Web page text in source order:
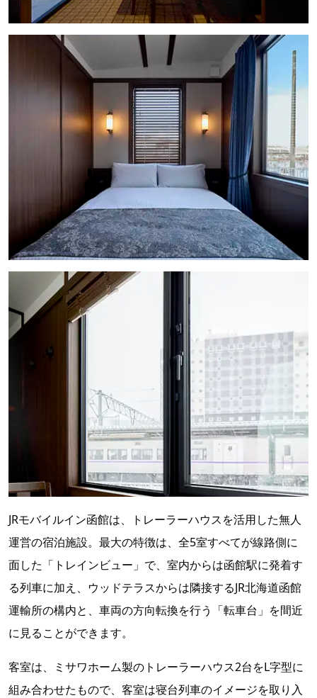
JRモバイルイン函館は、トレーラーハウスを活用した無人
運営の宿泊施設。最大の特徴は、全5室すべてが線路側に
面した「トレインビュー」で、室内からは函館駅に発着す
る列車に加え、ウッドテラスからは隣接するJR北海道函館
運輸所の構内と、車両の方向転換を行う「転車台」を間近
に見ることができます。
客室は、ミサワホーム製のトレーラーハウス2台をL字型に
組み合わせたもので、客室は寝台列車のイメージを取り入